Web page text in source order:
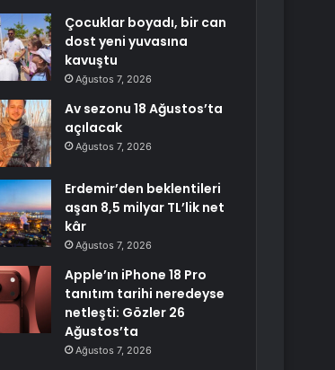
Çocuklar boyadı, bir can
dost yeni yuvasına
kavuştu
Ağustos 7, 2026
Av sezonu 18 Ağustos’ta
açılacak
Ağustos 7, 2026
Erdemir’den beklentileri
aşan 8,5 milyar TL’lik net
kâr
Ağustos 7, 2026
Apple’ın iPhone 18 Pro
tanıtım tarihi neredeyse
netleşti: Gözler 26
Ağustos’ta
Ağustos 7, 2026